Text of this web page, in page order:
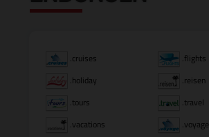
.cruises
.flights
.holiday
.reisen
.tours
.travel
.vacations
.voyage